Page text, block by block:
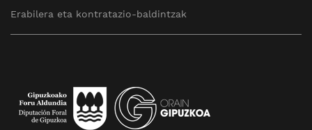
Erabilera eta kontratazio-baldintzak